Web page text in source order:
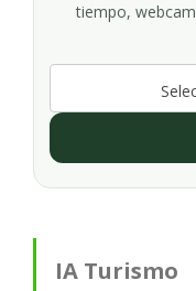
tiempo,
IA Turismo